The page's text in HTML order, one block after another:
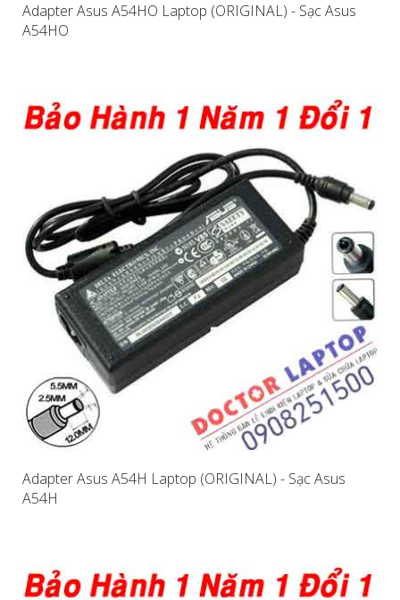
Adapter Asus A54HO Laptop (ORIGINAL) - Sạc Asus
A54HO
Adapter Asus A54H Laptop (ORIGINAL) - Sạc Asus
A54H